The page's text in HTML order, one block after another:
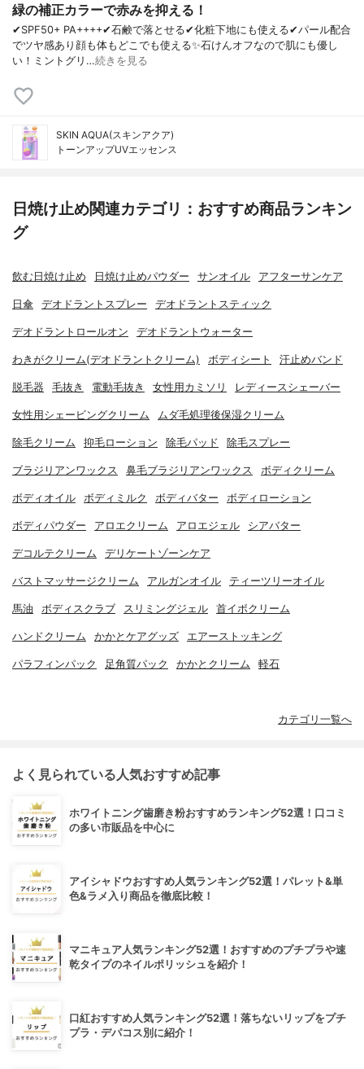
緑の補正カラーで赤みを抑える！
✔︎SPF50+ PA++++✔︎石鹸で落とせる✔︎化粧下地にも使える✔︎パール配合
でツヤ感あり顔も体もどこでも使える✨石けんオフなので肌にも優し
い！ミントグリ…続きを見る
SKIN AQUA(スキンアクア)
トーンアップUVエッセンス
日焼け止め関連カテゴリ：おすすめ商品ランキン
グ
飲む日焼け止め 日焼け止めパウダー サンオイル アフターサンケア
日傘 デオドラントスプレー デオドラントスティック
デオドラントロールオン デオドラントウォーター
わきがクリーム(デオドラントクリーム) ボディシート 汗止めバンド
脱毛器 毛抜き 電動毛抜き 女性用カミソリ レディースシェーバー
女性用シェービングクリーム ムダ毛処理後保湿クリーム
除毛クリーム 抑毛ローション 除毛パッド 除毛スプレー
ブラジリアンワックス 鼻毛ブラジリアンワックス ボディクリーム
ボディオイル ボディミルク ボディバター ボディローション
ボディパウダー アロエクリーム アロエジェル シアバター
デコルテクリーム デリケートゾーンケア
バストマッサージクリーム アルガンオイル ティーツリーオイル
馬油 ボディスクラブ スリミングジェル 首イボクリーム
ハンドクリーム かかとケアグッズ エアーストッキング
パラフィンパック 足角質パック かかとクリーム 軽石
カテゴリ一覧へ
よく見られている人気おすすめ記事
ホワイトニング歯磨き粉おすすめランキング52選！口コミ
の多い市販品を中心に
アイシャドウおすすめ人気ランキング52選！パレット&単
色&ラメ入り商品を徹底比較！
マニキュア人気ランキング52選！おすすめのプチプラや速
乾タイプのネイルポリッシュを紹介！
口紅おすすめ人気ランキング52選！落ちないリップをプチ
プラ・デパコス別に紹介！